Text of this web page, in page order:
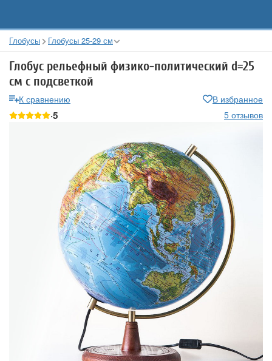
Глобусы Глобусы 25-29 см
Глобус рельефный физико-политический d=25
см с подсветкой
К сравнению В избранное
5 5 отзывов